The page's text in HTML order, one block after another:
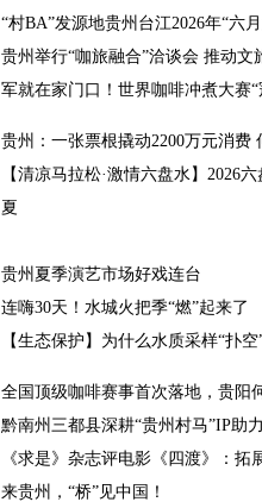
“村BA”发源地贵州台江2026年“六
贵州举行“咖旅融合”洽谈会 推动文
军就在家门口！世界咖啡冲煮大赛
贵州：一张票根撬动2200万元消费
【清凉马拉松·激情六盘水】2026
夏
贵州夏季演艺市场好戏连台
连嗨30天！水城火把季“燃”起来了
【生态保护】为什么水质采样“扑
全国顶级咖啡赛事首次落地，贵阳
黔南州三都县深耕“贵州村马”IP助
《求是》杂志评电影《四渡》：
来贵州，“桥”见中国！